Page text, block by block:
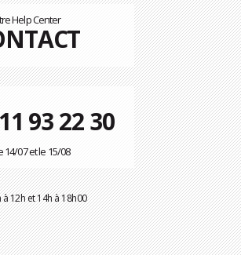
Help Center
93 22 30
14/07 et le 15/08
12h et 14h à 18h00